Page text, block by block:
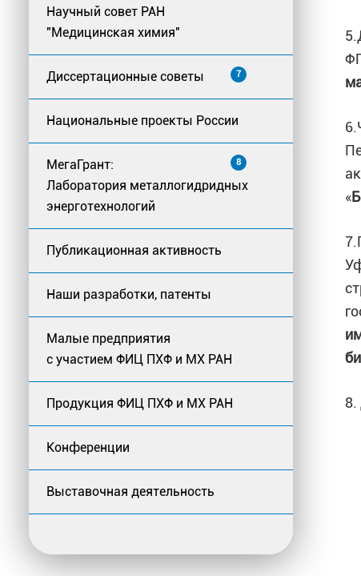
Научный совет РАН
"Медицинская химия"
Диссертационные советы 7
Национальные проекты России
МегаГрант:
Лаборатория металлогидридных
энерготехнологий
8
Публикационная активность
Наши разработки, патенты
Малые предприятия
с участием ФИЦ ПХФ и МХ РАН
Продукция ФИЦ ПХФ и МХ РАН
Конференции
Выставочная деятельность
«
8.